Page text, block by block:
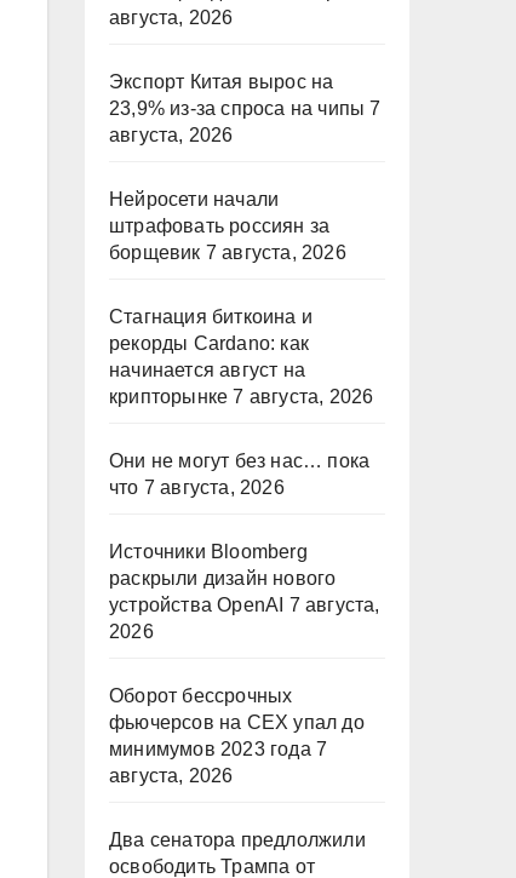
августа, 2026
Экспорт Китая вырос на
23,9% из-за спроса на чипы 7
августа, 2026
Нейросети начали
штрафовать россиян за
борщевик 7 августа, 2026
Стагнация биткоина и
рекорды Cardano: как
начинается август на
крипторынке 7 августа, 2026
Они не могут без нас… пока
что 7 августа, 2026
Источники Bloomberg
раскрыли дизайн нового
устройства OpenAI 7 августа,
2026
Оборот бессрочных
фьючерсов на CEX упал до
минимумов 2023 года 7
августа, 2026
Два сенатора предлолжили
освободить Трампа от